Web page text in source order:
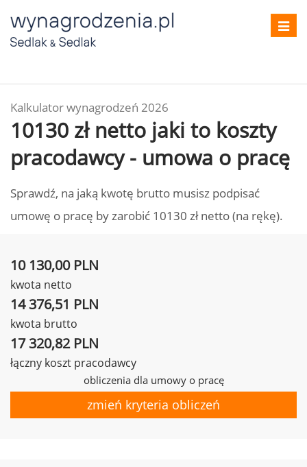
Kalkulator wynagrodzeń 2026
10130 zł netto jaki to koszty
pracodawcy - umowa o pracę
Sprawdź, na jaką kwotę brutto musisz podpisać
umowę o pracę by zarobić 10130 zł netto (na rękę).
10 130,00 PLN
kwota netto
14 376,51 PLN
kwota brutto
17 320,82 PLN
łączny koszt pracodawcy
obliczenia dla umowy o pracę
zmień kryteria obliczeń